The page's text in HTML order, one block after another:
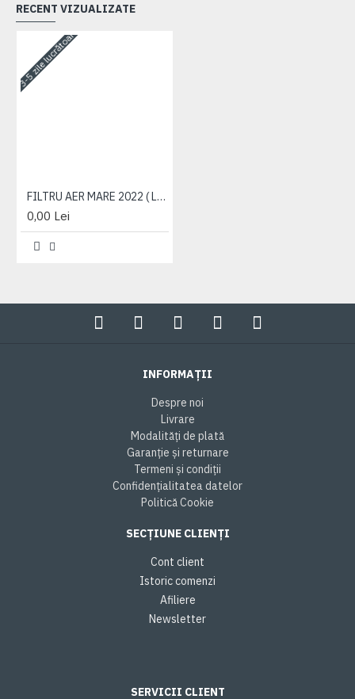
RECENT VIZUALIZATE
3-5 zile lucrătoare
FILTRU AER MARE 2022 ( LETEA )
0,00 Lei
INFORMAȚII
Despre noi
Livrare
Modalități de plată
Garanție și returnare
Termeni și condiții
Confidențialitatea datelor
Politică Cookie
SECȚIUNE CLIENȚI
Cont client
Istoric comenzi
Afiliere
Newsletter
SERVICII CLIENT